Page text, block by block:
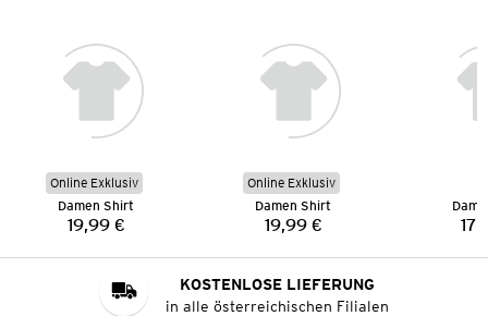
Online Exklusiv
Damen Shirt
Preis:
19,99 €
Online Exklusiv
Damen Shirt
Preis:
19,99 €
KOSTENLOSE LIEFERUNG
in alle österreichischen Filialen